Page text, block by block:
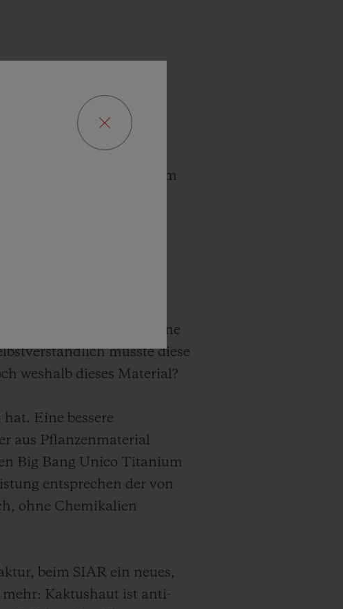
der hellsten Sterne im
tiefer Freundschaft
Internacional Alta
ist eine echte
wirkliche Sensation
Kaktus überzogen. Eine
musste diese
weshalb dieses Material?
Eine bessere
aus Pflanzenmaterial
Big Bang Unico Titanium
entsprechen der von
ohne Chemikalien
beim SIAR ein neues,
mehr: Kaktushaut ist anti-